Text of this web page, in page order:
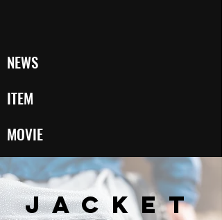
NEWS
ITEM
MOVIE
Jacket